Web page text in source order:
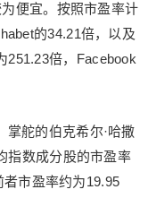
便宜。按照市盈率计
的34.21倍，以及
251.23倍，Facebook
掌舵的伯克希尔·哈撒
指数成分股的市盈率
市盈率约为19.95